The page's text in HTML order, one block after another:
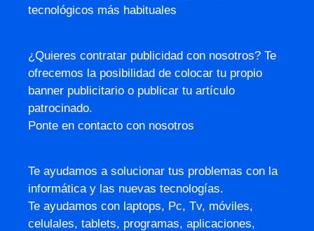
tecnológicos más habituales
¿Quieres contratar publicidad con nosotros? Te
ofrecemos la posibilidad de colocar tu propio
banner publicitario o publicar tu artículo
patrocinado.
Ponte en contacto con nosotros
Te ayudamos a solucionar tus problemas con la
informática y las nuevas tecnologías.
Te ayudamos con laptops, Pc, Tv, móviles,
celulales, tablets, programas, aplicaciones,